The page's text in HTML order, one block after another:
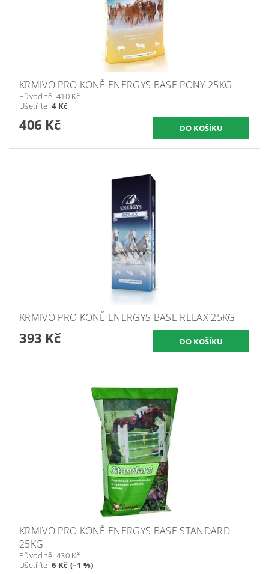
KRMIVO PRO KONĚ ENERGYS BASE PONY 25KG
Původně: 410 Kč
Ušetříte:4 Kč
406 Kč
KRMIVO PRO KONĚ ENERGYS BASE RELAX 25KG
393 Kč
KRMIVO PRO KONĚ ENERGYS BASE STANDARD
25KG
Původně: 430 Kč
Ušetříte:6 Kč (–1 %)